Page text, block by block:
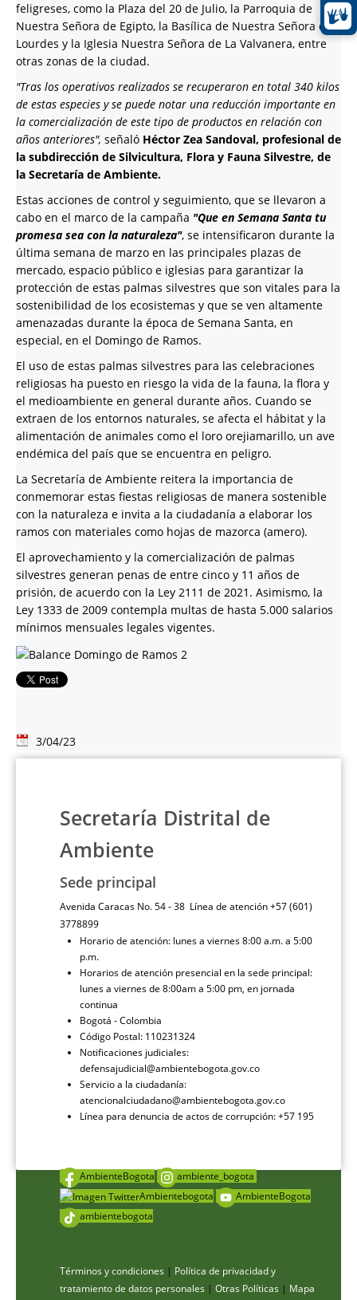
feligreses, como la Plaza del 20 de Julio, la Parroquia de
Nuestra Señora de Egipto, la Basílica de Nuestra Señora de
Lourdes y la Iglesia Nuestra Señora de La Valvanera, entre
otras zonas de la ciudad.
"Tras los operativos realizados se recuperaron en total 340 kilos
de estas especies y se puede notar una reducción importante en
la comercialización de este tipo de productos en relación con
años anteriores", señaló Héctor Zea Sandoval, profesional de
la subdirección de Silvicultura, Flora y Fauna Silvestre, de
la Secretaría de Ambiente.
Estas acciones de control y seguimiento, que se llevaron a
cabo en el marco de la campaña "Que en Semana Santa tu
promesa sea con la naturaleza", se intensificaron durante la
última semana de marzo en las principales plazas de
mercado, espacio público e iglesias para garantizar la
protección de estas palmas silvestres que son vitales para la
sostenibilidad de los ecosistemas y que se ven altamente
amenazadas durante la época de Semana Santa, en
especial, en el Domingo de Ramos.
El uso de estas palmas silvestres para las celebraciones
religiosas ha puesto en riesgo la vida de la fauna, la flora y
el medioambiente en general durante años. Cuando se
extraen de los entornos naturales, se afecta el hábitat y la
alimentación de animales como el loro orejiamarillo, un ave
endémica del país que se encuentra en peligro.
La Secretaría de Ambiente reitera la importancia de
conmemorar estas fiestas religiosas de manera sostenible
con la naturaleza e invita a la ciudadanía a elaborar los
ramos con materiales como hojas de mazorca (amero).
El aprovechamiento y la comercialización de palmas
silvestres generan penas de entre cinco y 11 años de
prisión, de acuerdo con la Ley 2111 de 2021. Asimismo, la
Ley 1333 de 2009 contempla multas de hasta 5.000 salarios
mínimos mensuales legales vigentes.
3/04/23
Secretaría Distrital de
Ambiente
Sede principal
Avenida Caracas No. 54 - 38 Línea de atención +57 (601)
3778899
Horario de atención: lunes a viernes 8:00 a.m. a 5:00
p.m.
Horarios de atención presencial en la sede principal:
lunes a viernes de 8:00am a 5:00 pm, en jornada
continua
Bogotá - Colombia
Código Postal: 110231324
Notificaciones judiciales:
defensajudicial@ambientebogota.gov.co
Servicio a la ciudadanía:
atencionalciudadano@ambientebogota.gov.co
Línea para denuncia de actos de corrupción: +57 195
AmbienteBogota
ambiente_bogota
Ambientebogota
AmbienteBogota
ambientebogota
Términos y condiciones | Política de privacidad y
tratamiento de datos personales | Otras Políticas | Mapa